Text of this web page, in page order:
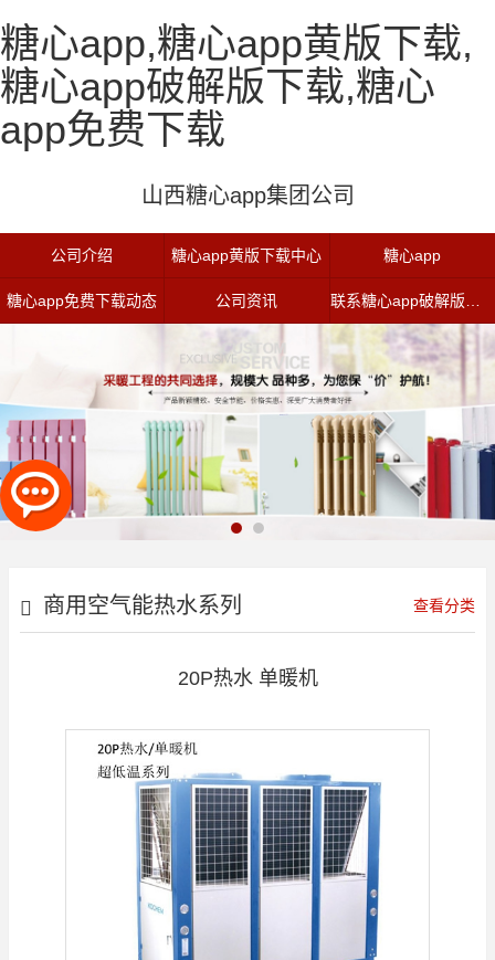
糖心app,糖心app黄版下载,
糖心app破解版下载,糖心
app免费下载
山西糖心app集团公司
公司介绍 糖心app黄版下载中心 糖心app
糖心app免费下载动态 公司资讯
商用空气能热水系列 查看分类
20P热水 单暖机